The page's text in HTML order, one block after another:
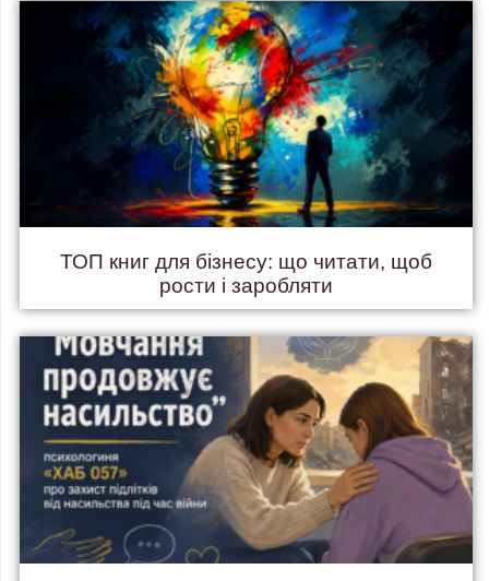
ТОП книг для бізнесу: що читати, щоб
рости і заробляти